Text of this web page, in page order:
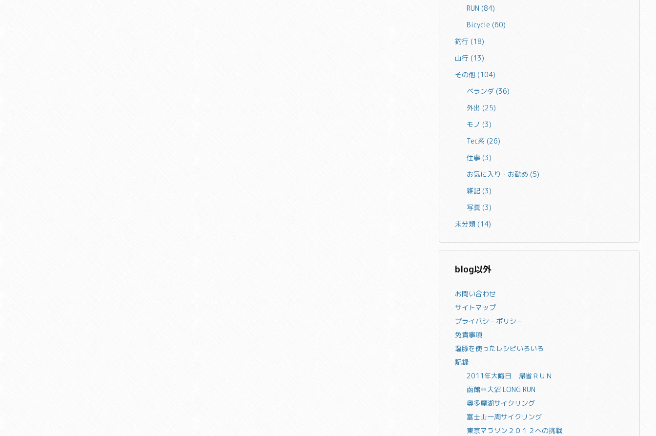
RUN(84)
Bicycle(60)
釣行 (18)
山行 (13)
その他 (104)
ベランダ(36)
外出(25)
モノ(3)
Tec系(26)
仕事(3)
お気に入り・お勧め(5)
雑記(3)
写真(3)
未分類 (14)
blog以外
お問い合わせ
サイトマップ
プライバシーポリシー
免責事項
塩豚を使ったレシピいろいろ
記録
2011年大晦日 帰省ＲＵＮ
函館⇔大沼 LONG RUN
奥多摩湖サイクリング
富士山一周サイクリング
東京マラソン２０１２への挑戦